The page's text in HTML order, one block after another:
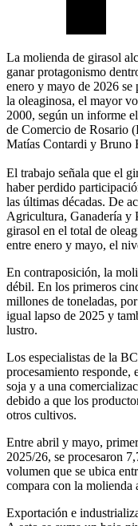
La molienda de girasol
ganar protagonismo
enero y mayo de 2026 se
la oleaginosa, el mayor
2000, según un informe
de Comercio de Rosario
Matías Contardi y Bruno
El trabajo señala que el
haber perdido
las últimas décadas. De
Agricultura, Ganadería y
girasol en el total de
entre enero y mayo, el
En contraposición, la
débil. En los primeros
millones de toneladas,
igual lapso de 2025 y
lustro.
Los especialistas de la
procesamiento responde,
soja y a una
debido a que los
otros cultivos.
Entre abril y mayo,
2025/26, se procesaron
volumen que se ubica
compara con la molienda
Exportación e